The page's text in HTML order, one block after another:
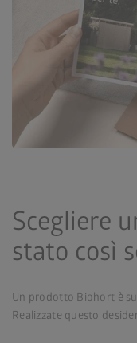
Scegliere
stato così
Un prodotto Biohort è
Realizzate questo